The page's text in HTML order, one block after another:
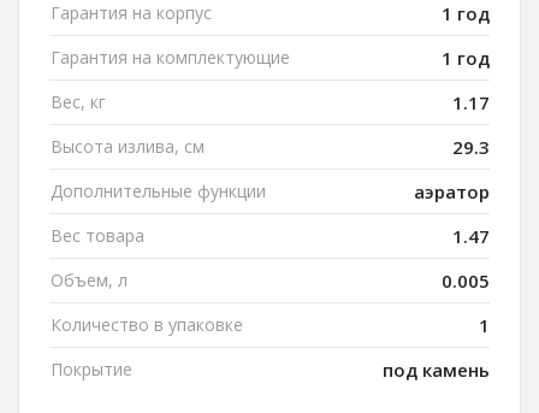
Гарантия на корпус 1 год
Гарантия на комплектующие 1 год
Вес, кг 1.17
Высота излива, см 29.3
Дополнительные функции аэратор
Вес товара 1.47
Объем, л 0.005
Количество в упаковке 1
Покрытие под камень